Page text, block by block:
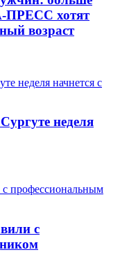
ПРЕСС хотят
возраст
неделя
с